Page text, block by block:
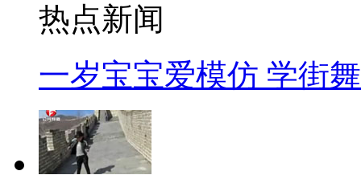
热点新闻
一岁宝宝爱模仿 学街